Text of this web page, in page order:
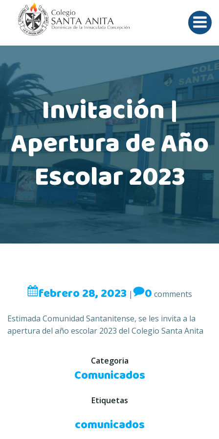
al
contenido
Invitación |
Apertura de Año
Escolar 2023
febrero 28, 2023 | 0 comments
Estimada Comunidad Santanitense, se les invita a la
apertura del año escolar 2023 del Colegio Santa Anita
Categoria
Comunicados
Etiquetas
comunicados